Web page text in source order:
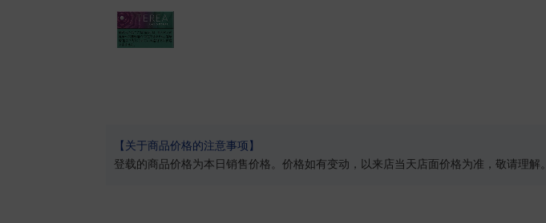
【关于商品价格的注意事项】
登载的商品价格为本日销售价格。价格如有变动，以来店当天店面价格为准，敬请理解。